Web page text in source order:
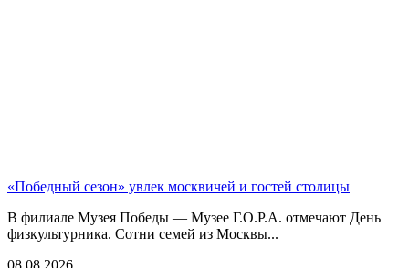
«Победный сезон» увлек москвичей и гостей столицы
В филиале Музея Победы — Музее Г.О.Р.А. отмечают День
физкультурника. Сотни семей из Москвы...
08.08.2026